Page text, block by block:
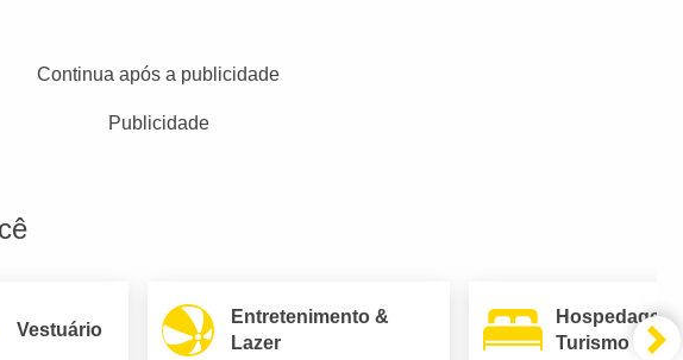
Continua após a publicidade
Publicidade
Vestuário
Entretenimento &
Lazer
Hospedagem
Turismo